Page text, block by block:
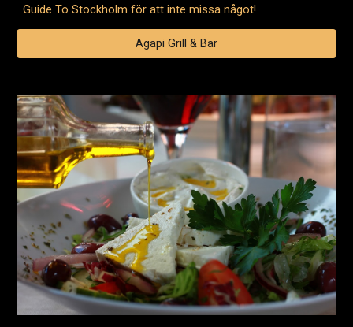
Guide To Stockholm för att inte missa något!
Agapi Grill & Bar